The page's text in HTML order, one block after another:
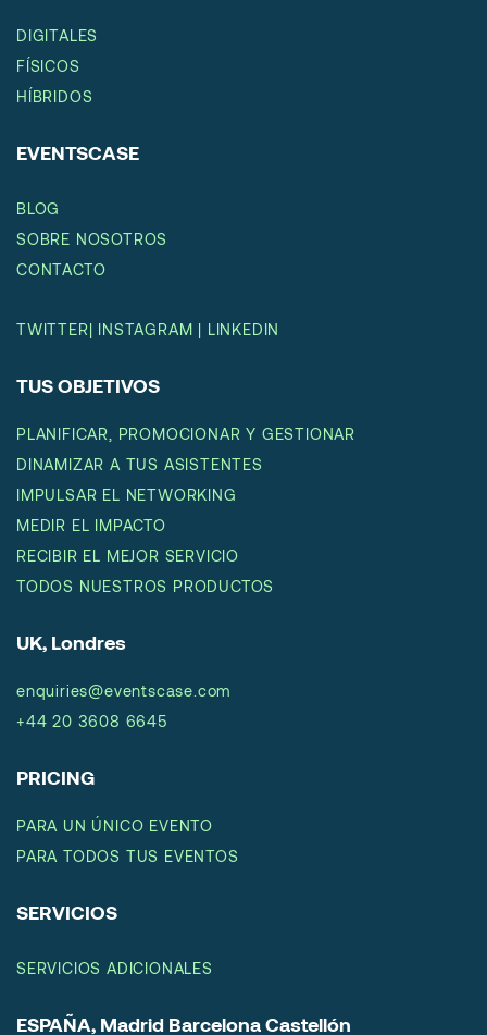
DIGITALES
FÍSICOS
HÍBRIDOS
EVENTSCASE
BLOG
SOBRE NOSOTROS
CONTACTO
TWITTER| INSTAGRAM | LINKEDIN
TUS OBJETIVOS
PLANIFICAR, PROMOCIONAR Y GESTIONAR
DINAMIZAR A TUS ASISTENTES
IMPULSAR EL NETWORKING
MEDIR EL IMPACTO
RECIBIR EL MEJOR SERVICIO
TODOS NUESTROS PRODUCTOS
UK, Londres
enquiries@eventscase.com
+44 20 3608 6645
PRICING
PARA UN ÚNICO EVENTO
PARA TODOS TUS EVENTOS
SERVICIOS
SERVICIOS ADICIONALES
ESPAÑA, Madrid Barcelona Castellón